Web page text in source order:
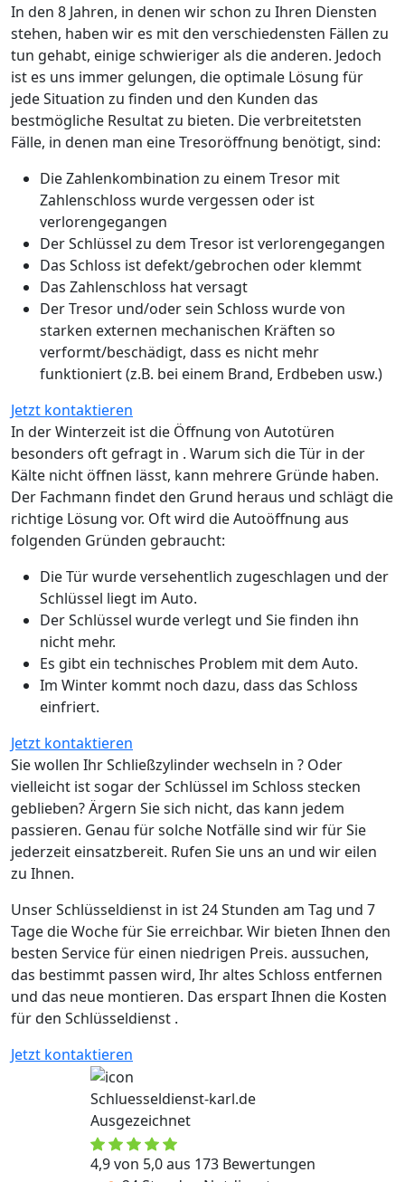
In den 8 Jahren, in denen wir schon zu Ihren Diensten
stehen, haben wir es mit den verschiedensten Fällen zu
tun gehabt, einige schwieriger als die anderen. Jedoch
ist es uns immer gelungen, die optimale Lösung für
jede Situation zu finden und den Kunden das
bestmögliche Resultat zu bieten. Die verbreitetsten
Fälle, in denen man eine Tresoröffnung benötigt, sind:
Die Zahlenkombination zu einem Tresor mit
Zahlenschloss wurde vergessen oder ist
verlorengegangen
Der Schlüssel zu dem Tresor ist verlorengegangen
Das Schloss ist defekt/gebrochen oder klemmt
Das Zahlenschloss hat versagt
Der Tresor und/oder sein Schloss wurde von
starken externen mechanischen Kräften so
verformt/beschädigt, dass es nicht mehr
funktioniert (z.B. bei einem Brand, Erdbeben usw.)
Jetzt kontaktieren
In der Winterzeit ist die Öffnung von Autotüren
besonders oft gefragt in . Warum sich die Tür in der
Kälte nicht öffnen lässt, kann mehrere Gründe haben.
Der Fachmann findet den Grund heraus und schlägt die
richtige Lösung vor. Oft wird die Autoöffnung aus
folgenden Gründen gebraucht:
Die Tür wurde versehentlich zugeschlagen und der
Schlüssel liegt im Auto.
Der Schlüssel wurde verlegt und Sie finden ihn
nicht mehr.
Es gibt ein technisches Problem mit dem Auto.
Im Winter kommt noch dazu, dass das Schloss
einfriert.
Jetzt kontaktieren
Sie wollen Ihr Schließzylinder wechseln in ? Oder
vielleicht ist sogar der Schlüssel im Schloss stecken
geblieben? Ärgern Sie sich nicht, das kann jedem
passieren. Genau für solche Notfälle sind wir für Sie
jederzeit einsatzbereit. Rufen Sie uns an und wir eilen
zu Ihnen.
Unser Schlüsseldienst in ist 24 Stunden am Tag und 7
Tage die Woche für Sie erreichbar. Wir bieten Ihnen den
besten Service für einen niedrigen Preis. aussuchen,
das bestimmt passen wird, Ihr altes Schloss entfernen
und das neue montieren. Das erspart Ihnen die Kosten
für den Schlüsseldienst .
Jetzt kontaktieren
Schluesseldienst-karl.de
Ausgezeichnet
4,9 von 5,0 aus 173 Bewertungen